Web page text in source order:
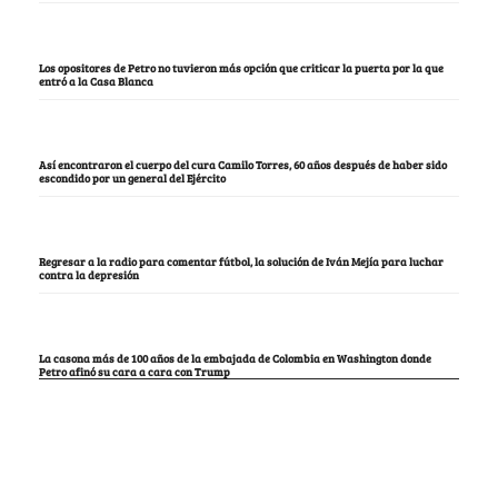
Los opositores de Petro no tuvieron más opción que criticar la puerta por la que
entró a la Casa Blanca
Así encontraron el cuerpo del cura Camilo Torres, 60 años después de haber sido
escondido por un general del Ejército
Regresar a la radio para comentar fútbol, la solución de Iván Mejía para luchar
contra la depresión
La casona más de 100 años de la embajada de Colombia en Washington donde
Petro afinó su cara a cara con Trump